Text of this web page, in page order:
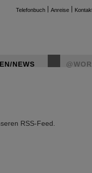
Telefonbuch Anreise
NEWS
RSS-Feed.